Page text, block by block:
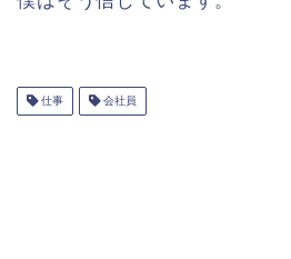
仕事 会社員